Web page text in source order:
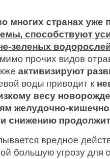
многих странах уже
способствуют
зеленых
прочих видов
активизируют
воды приводит к
весу
желудочно-
снижению
вредное
большую угрозу